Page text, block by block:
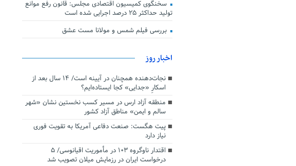
سخنگوی کمیسیون اقتصادی مجلس: قانون رفع موانع
تولید حداکثر ۲۵ درصد اجرایی شده است
بررسی فیلم شمس و مولانا مست عشق
اخبار روز
نجات‌دهنده‌ همچنان در آیینه است/ ۱۴ سال بعد از
اسکارِ «جدایی» کجا ایستاده‌ایم؟
منطقه آزاد ارس در مسیر کسب نخستین نشان «شهر
سالم و ایمن» مناطق آزاد کشور
پیت هگست: صنعت دفاعی آمریکا به تقویت فوری
نیاز دارد
اقتدار ناوگروه ۱۰۳ در مأموریت‌ اقیانوسی/ ۵
درخواست ایران در رزمایش میلان تصویب شد